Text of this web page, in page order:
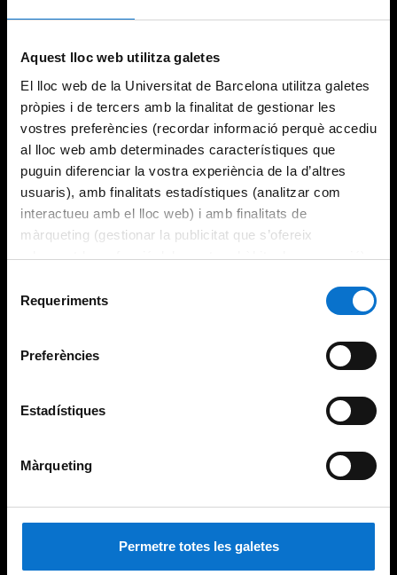
Aquest lloc web utilitza galetes
El lloc web de la Universitat de Barcelona utilitza galetes
pròpies i de tercers amb la finalitat de gestionar les
vostres preferències (recordar informació perquè accediu
al lloc web amb determinades característiques que
puguin diferenciar la vostra experiència de la d’altres
usuaris), amb finalitats estadístiques (analitzar com
interactueu amb el lloc web) i amb finalitats de
màrqueting (gestionar la publicitat que s’ofereix
adequant-la en funció dels vostres hàbits de navegació).
consultar laPolítica de galetes del lloc web de la
Requeriments
Preferències
Estadístiques
Màrqueting
Permetre totes les galetes